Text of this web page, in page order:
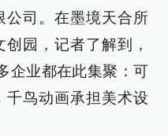
公司。在墨境天合所
园，记者了解到，
企业都在此集聚：可
千鸟动画承担美术设